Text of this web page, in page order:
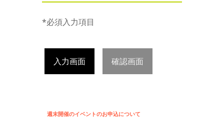
*必須入力項目
入力画面 確認画面
週末開催のイベントのお申込について